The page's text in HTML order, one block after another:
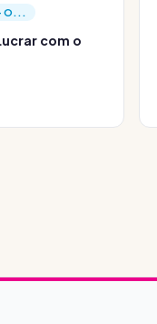
O...
com o